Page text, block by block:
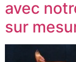
avec
sur